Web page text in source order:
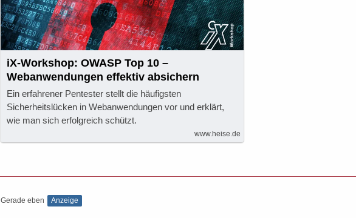
iX-Workshop: OWASP Top 10 –
Webanwendungen effektiv absichern
Ein erfahrener Pentester stellt die häufigsten
Sicherheitslücken in Webanwendungen vor und erklärt,
wie man sich erfolgreich schützt.
www.heise.de
Gerade eben Anzeige